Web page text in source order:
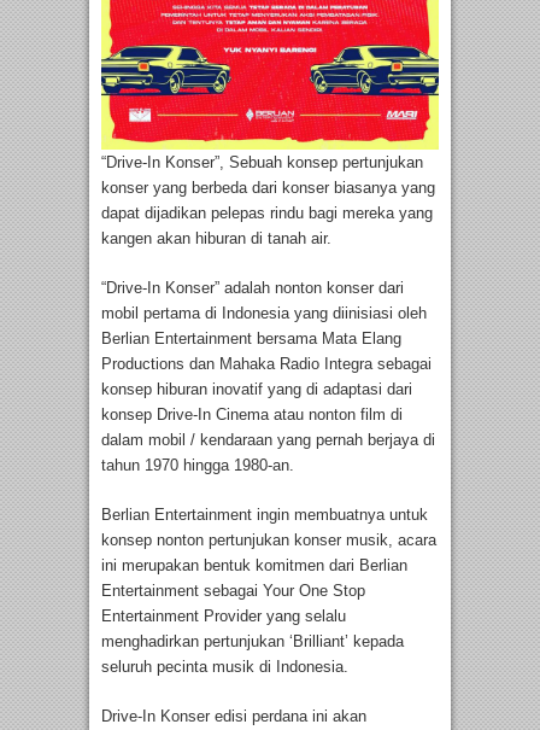
“Drive-In Konser”, Sebuah konsep pertunjukan
konser yang berbeda dari konser biasanya yang
dapat dijadikan pelepas rindu bagi mereka yang
kangen akan hiburan di tanah air.
“Drive-In Konser” adalah nonton konser dari
mobil pertama di Indonesia yang diinisiasi oleh
Berlian Entertainment bersama Mata Elang
Productions dan Mahaka Radio Integra sebagai
konsep hiburan inovatif yang di adaptasi dari
konsep Drive-In Cinema atau nonton film di
dalam mobil / kendaraan yang pernah berjaya di
tahun 1970 hingga 1980-an.
Berlian Entertainment ingin membuatnya untuk
konsep nonton pertunjukan konser musik, acara
ini merupakan bentuk komitmen dari Berlian
Entertainment sebagai Your One Stop
Entertainment Provider yang selalu
menghadirkan pertunjukan ‘Brilliant’ kepada
seluruh pecinta musik di Indonesia.
Drive-In Konser edisi perdana ini akan